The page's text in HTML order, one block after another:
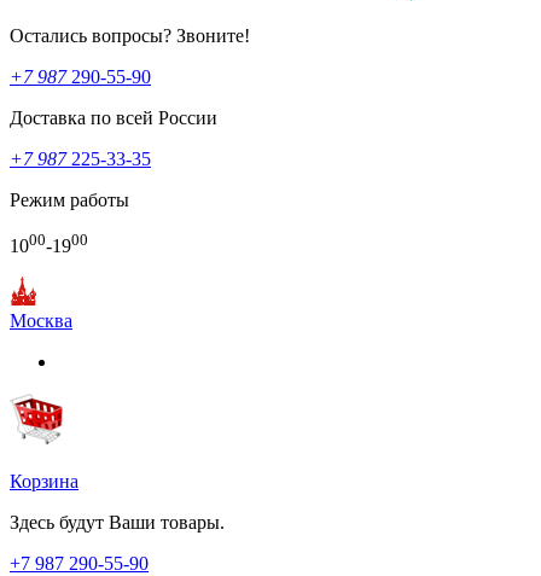
Остались вопросы? Звоните!
+7 987290-55-90
Доставка по всей России
+7 987225-33-35
Режим работы
1000-1900
Москва
Корзина
Здесь будут Ваши товары.
+7 987 290-55-90